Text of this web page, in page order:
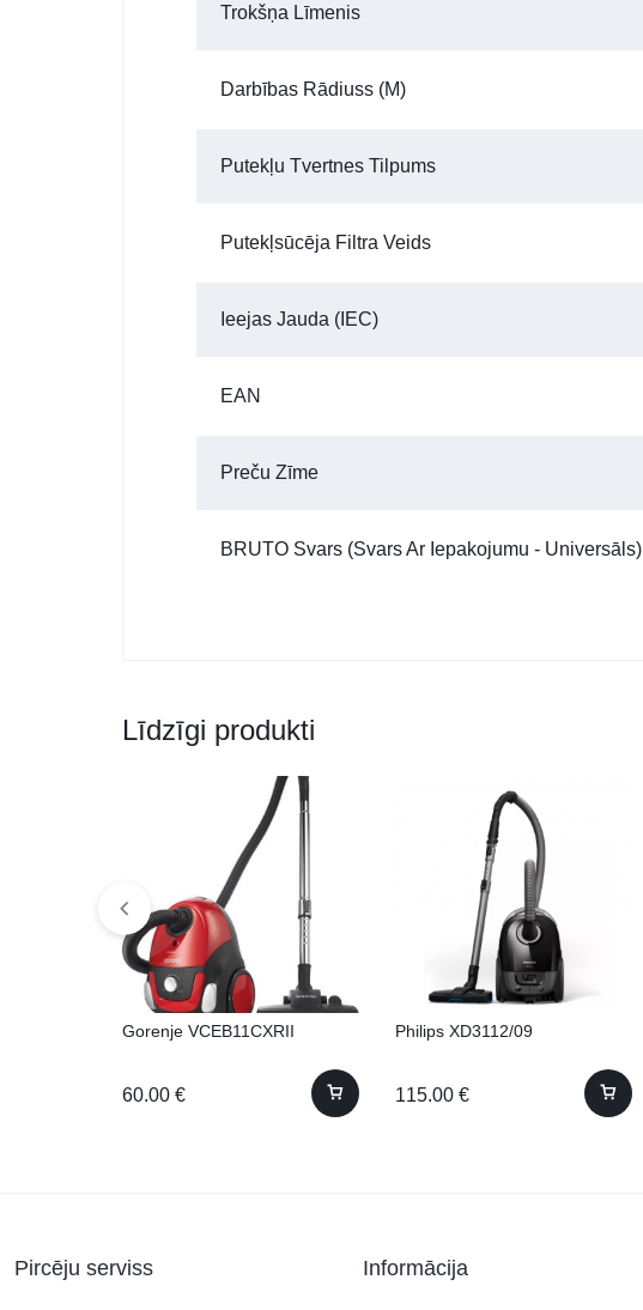
Trokšņa Līmenis
Darbības Rādiuss (m)
Putekļu Tvertnes Tilpums
Putekļsūcēja Filtra Veids
Ieejas Jauda (IEC)
EAN
Preču Zīme
BRUTO Svars (Svars Ar Iepakojumu - Universāls)
Līdzīgi produkti
Gorenje VCEB11CXRII
60.00 €
Philips XD3112/09
115.00 €
Pircēju serviss Informācija